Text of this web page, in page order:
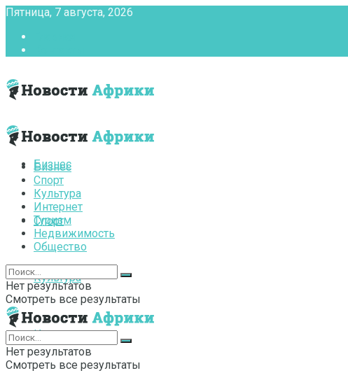
Пятница, 7 августа, 2026
Бизнес
Спорт
Культура
Интернет
Бизнес
Спорт
Культура
Интернет
Туризм
Недвижимость
Общество
Нет результатов
Смотреть все результаты
Нет результатов
Смотреть все результаты